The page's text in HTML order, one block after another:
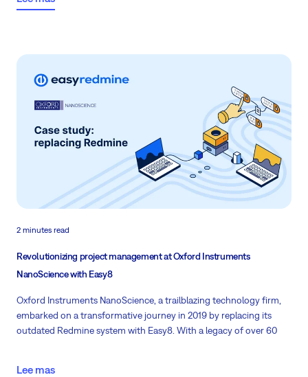
on Power BI.
2 minutes read
Revolutionizing project management at Oxford Instruments
NanoScience with Easy8
Oxford Instruments NanoScience, a trailblazing technology firm,
embarked on a transformative journey in 2019 by replacing its
outdated Redmine system with Easy8 . With a legacy of over 60
Lee mas